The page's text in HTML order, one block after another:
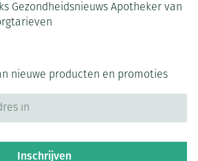
Gezondheidsnieuws Apotheker van
nieuwe producten en promoties
Inschrijven